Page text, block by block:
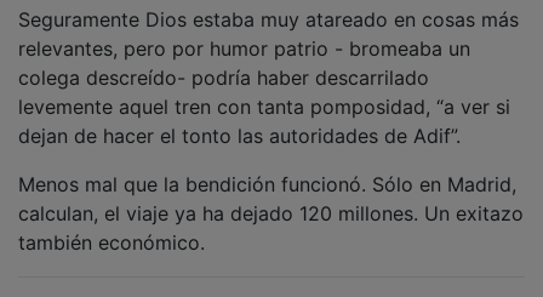
relevantes, pero por humor patrio - bromeaba un
colega descreído- podría haber descarrilado
levemente aquel tren con tanta pomposidad, “a ver si
dejan de hacer el tonto las autoridades de Adif”.
calculan, el viaje ya ha dejado 120 millones. Un exitazo
también económico.